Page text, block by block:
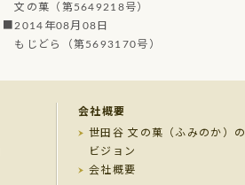
文の菓（第5649218号）
■2014年08月08日
もじどら（第5693170号）
会社概要
世田谷 文の菓（ふみのか）の
ビジョン
会社概要